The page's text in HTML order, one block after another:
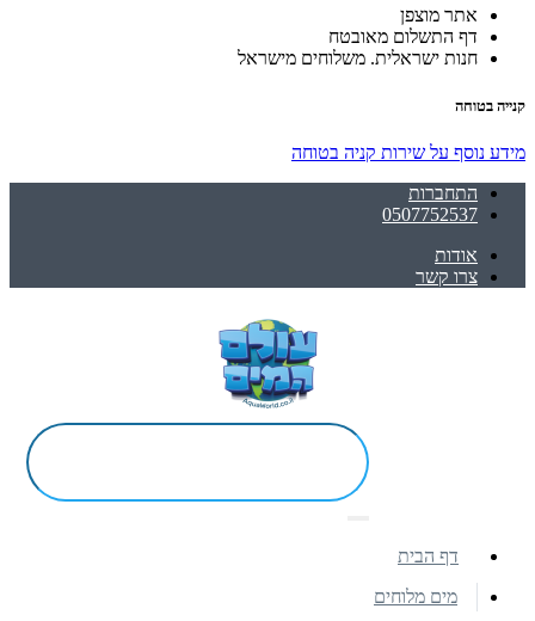
אתר מוצפן
דף התשלום מאובטח
חנות ישראלית. משלוחים מישראל
קנייה בטוחה
מידע נוסף על שירות קניה בטוחה
התחברות
0507752537
אודות
צרו קשר
דף הבית
מים מלוחים